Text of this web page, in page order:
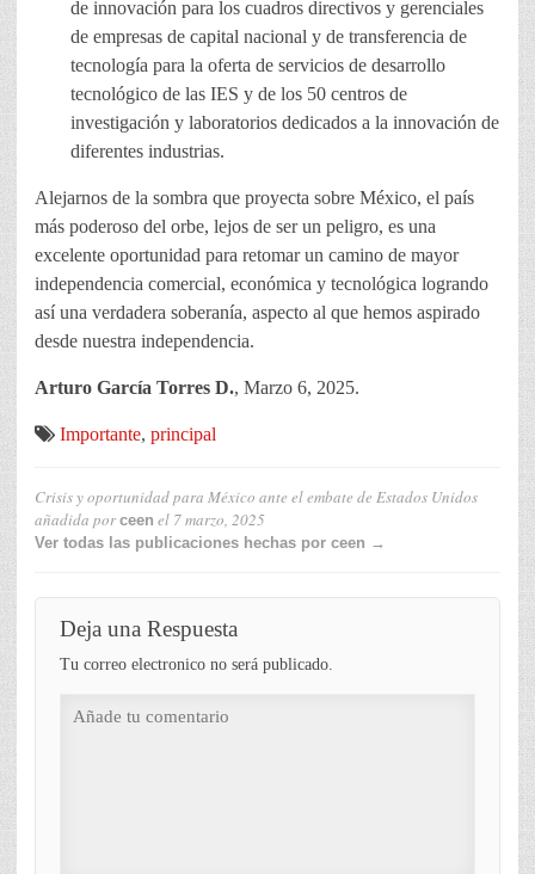
de innovación para los cuadros directivos y gerenciales
de empresas de capital nacional y de transferencia de
tecnología para la oferta de servicios de desarrollo
tecnológico de las IES y de los 50 centros de
investigación y laboratorios dedicados a la innovación de
diferentes industrias.
Alejarnos de la sombra que proyecta sobre México, el país
más poderoso del orbe, lejos de ser un peligro, es una
excelente oportunidad para retomar un camino de mayor
independencia comercial, económica y tecnológica logrando
así una verdadera soberanía, aspecto al que hemos aspirado
desde nuestra independencia.
Arturo García Torres D., Marzo 6, 2025.
Importante, principal
Crisis y oportunidad para México ante el embate de Estados Unidos
añadida por ceen el 7 marzo, 2025
Ver todas las publicaciones hechas por ceen →
Deja una Respuesta
Tu correo electronico no será publicado.